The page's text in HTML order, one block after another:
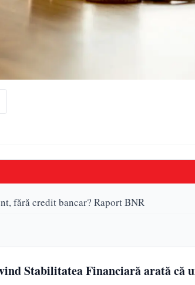
fără credit bancar? Raport BNR
Stabilitatea Financiară arată că